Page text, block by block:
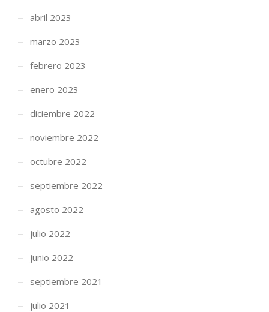
abril 2023
marzo 2023
febrero 2023
enero 2023
diciembre 2022
noviembre 2022
octubre 2022
septiembre 2022
agosto 2022
julio 2022
junio 2022
septiembre 2021
julio 2021